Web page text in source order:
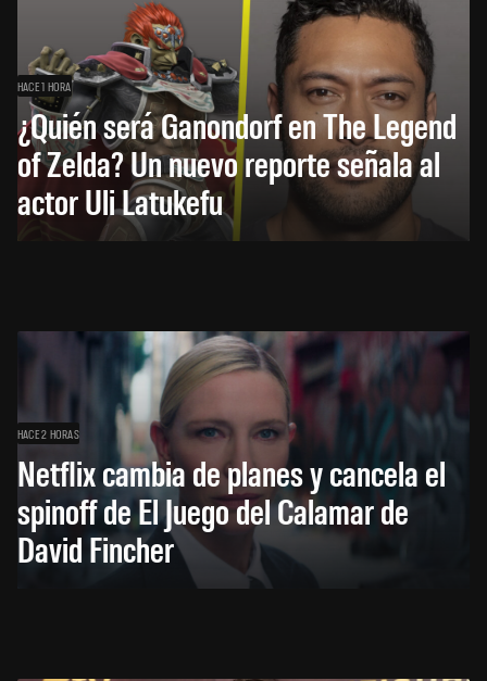
HACE 1 HORA
¿Quién será Ganondorf en The Legend
of Zelda? Un nuevo reporte señala al
actor Uli Latukefu
HACE 2 HORAS
Netflix cambia de planes y cancela el
spinoff de El Juego del Calamar de
David Fincher